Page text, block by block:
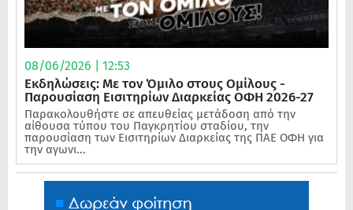
08/06/2026 | 12:53
Εκδηλώσεις: Με τον Όμιλο στους Ομίλους -
Παρουσίαση Εισιτηρίων Διαρκείας ΟΦΗ 2026-27
Παρακολουθήστε σε απευθείας μετάδοση από την
αίθουσα τύπου του Παγκρητίου σταδίου, την
παρουσίαση των Εισιτηρίων Διαρκείας της ΠΑΕ ΟΦΗ για
την αγωνι...